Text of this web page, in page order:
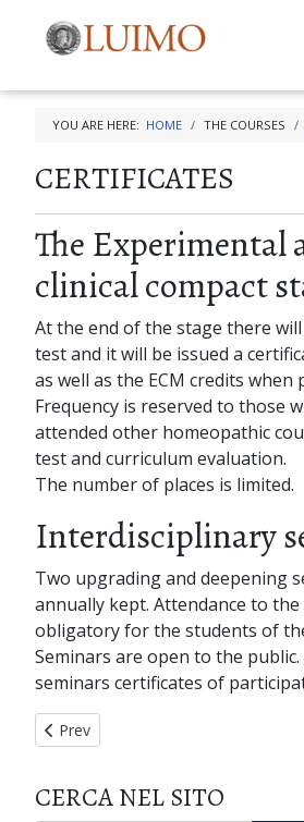
YOU ARE HERE: HOME THE COURSES
CERTIFICATES
The Experimental
clinical compact
At the end of the stage there
test and it will be issued a
as well as the ECM credits when
Frequency is reserved to those
attended other homeopathic
test and curriculum evaluation.
The number of places is limited.
Interdisciplinary
Two upgrading and deepening
annually kept. Attendance to the
obligatory for the students of
Seminars are open to the
seminars certificates of
Previous article: PHOTOGALLERY
Prev
CERCA NEL SITO